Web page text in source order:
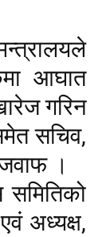
आघात
गरिन
सचिव,
।
समितिको
एवं अध्यक्ष,